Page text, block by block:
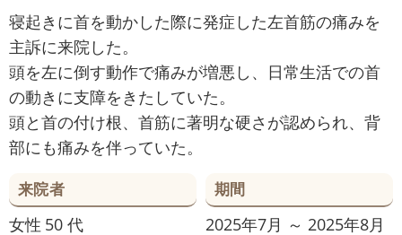
寝起きに首を動かした際に発症した左首筋の痛みを
主訴に来院した。
頭を左に倒す動作で痛みが増悪し、日常生活での首
の動きに支障をきたしていた。
頭と首の付け根、首筋に著明な硬さが認められ、背
部にも痛みを伴っていた。
来院者
女性 50 代
期間
2025年7月 ～ 2025年8月